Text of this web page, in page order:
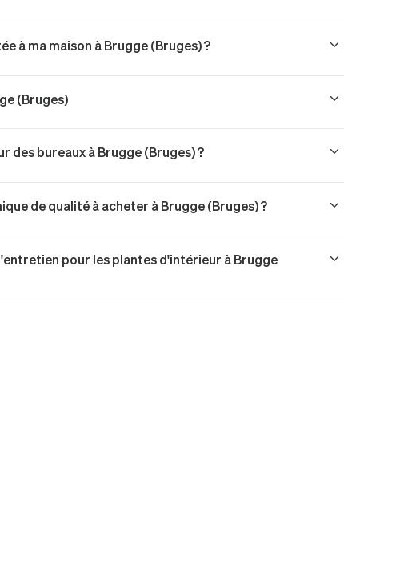
à ma maison à Brugge (Bruges) ?
(Bruges)
(Bruges)
des bureaux à Brugge (Bruges) ?
de qualité à acheter à Brugge (Bruges) ?
pour les plantes d'intérieur à Brugge